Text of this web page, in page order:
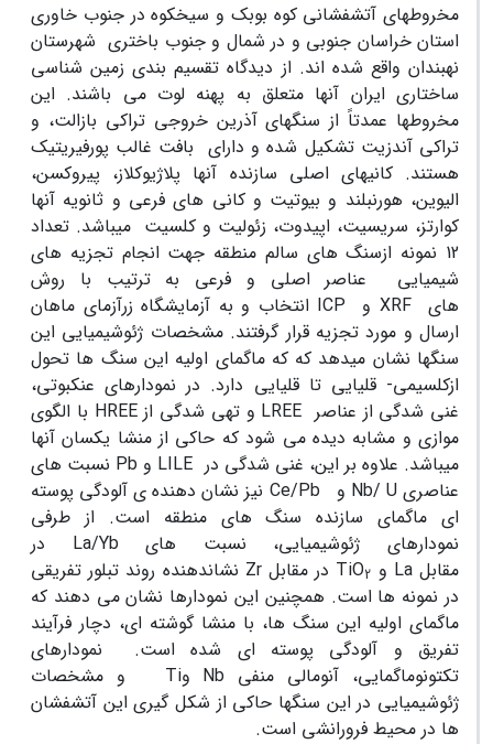
مخروط­های آتشفشانی کوه بوبک و سیخ­کوه در جنوب خاوری
استان خراسان جنوبی و در شمال و جنوب باختری شهرستان
نهبندان واقع شده اند. از دیدگاه تقسیم بندی زمین شناسی
ساختاری ایران آنها متعلق به پهنه لوت می باشند. این
مخروط­ها عمدتاً از سنگهای آذرین خروجی تراکی بازالت، و
تراکی آندزیت تشکیل شده­ و دارای بافت غالب پورفیریتیک
هستند. کانی­های اصلی سازنده آنها پلاژیوکلاز، پیروکسن،
الیوین، هورنبلند و بیوتیت و کانی ­های فرعی و ثانویه آنها
کوارتز، سریسیت، اپیدوت، زئولیت و کلسیت می­باشد. تعداد
12 نمونه ازسنگ های سالم منطقه جهت انجام تجزیه های
شیمیایی عناصر اصلی و فرعی به ترتیب با روش
های XRF و ICP انتخاب و به آزمایشگاه زرآزمای ماهان
ارسال و مورد تجزیه قرار گرفتند. مشخصات ژئوشیمیایی این
سنگها نشان می­دهد که که ماگمای اولیه این سنگ ها تحول
ازکلسیمی- قلیایی تا قلیایی دارد. در نمودارهای عنکبوتی،
غنی شدگی از عناصر LREE و تهی شدگی ازHREE با الگوی
موازی و مشابه دیده می شود که حاکی از منشا یکسان آنها
می­باشد. علاوه بر این، غنی شدگی در LILE و Pb نسبت های
عناصریNb/ U ‌ و Ce/Pb نیز نشان دهنده ی آلودگی پوسته
ای ماگمای سازنده سنگ های منطقه است. از طرفی
نمودارهای ژئوشیمیایی، نسبت هایLa/Yb در
مقابلLa و TiO2 در مقابلZr نشان­دهنده روند تبلور تفریقی
در نمونه ها است. همچنین این نمودارها نشان می دهند که
ماگمای اولیه این سنگ ها، با منشا گوشته ای، دچار فرآیند
تفریق و آلودگی پوسته ای شده است. نمودارهای
تکتونوماگمایی، آنومالی منفی Nb وTi و مشخصات
ژئوشیمیایی در این سنگها حاکی از شکل گیری این آتشفشان
ها در محیط فرورانشی است.